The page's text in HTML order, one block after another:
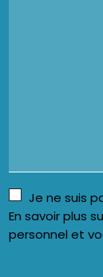
Je ne suis
En savoir plus
personnel et